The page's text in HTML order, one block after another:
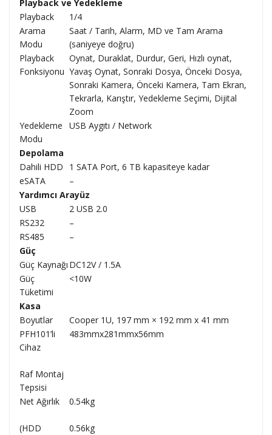
Playback ve Yedekleme
Playback
1/4
Arama
Modu
Saat / Tarih, Alarm, MD ve Tam Arama
(saniyeye doğru)
Playback
Fonksiyonu
Oynat, Duraklat, Durdur, Geri, Hızlı oynat,
Yavaş Oynat, Sonraki Dosya, Önceki Dosya,
Sonraki Kamera, Önceki Kamera, Tam Ekran,
Tekrarla, Karıştır, Yedekleme Seçimi, Dijital
Zoom
Yedekleme
Modu
USB Aygıtı / Network
Depolama
Dahili HDD
1 SATA Port, 6 TB kapasiteye kadar
eSATA
–
Yardımcı Arayüz
USB
2 USB 2.0
RS232
–
RS485
–
Güç
Güç Kaynağı DC12V / 1.5A
Güç
Tüketimi
<10W
Kasa
Boyutlar
Cooper 1U, 197 mm × 192 mm x 41 mm
PFH101’li
Cihaz
Raf Montaj
Tepsisi
483mmx281mmx56mm
Net Ağırlık
(HDD
0.54kg
0.56kg